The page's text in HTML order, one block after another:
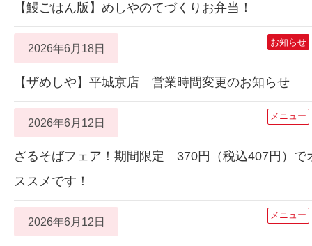
【鰻ごはん版】めしやのてづくりお弁当！
2026年6月18日 お知らせ
【ザめしや】平城京店 営業時間変更のお知らせ
2026年6月12日 メニュー
ざるそばフェア！期間限定 370円（税込407円）で
ススメです！
2026年6月12日 メニュー